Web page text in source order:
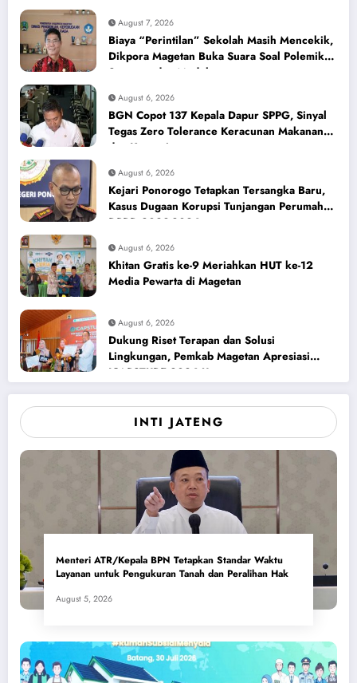
August 7, 2026
Biaya “Perintilan” Sekolah Masih Mencekik,
Dikpora Magetan Buka Suara Soal Polemik
Seragam dan Modul
August 6, 2026
BGN Copot 137 Kepala Dapur SPPG, Sinyal
Tegas Zero Tolerance Keracunan Makanan
dan Korupsi
August 6, 2026
Kejari Ponorogo Tetapkan Tersangka Baru,
Kasus Dugaan Korupsi Tunjangan Perumahan
DPRD 2023-2026
August 6, 2026
Khitan Gratis ke-9 Meriahkan HUT ke-12
Media Pewarta di Magetan
August 6, 2026
Dukung Riset Terapan dan Solusi
Lingkungan, Pemkab Magetan Apresiasi
ICAPSTURE 2026 Unesa
INTI JATENG
Menteri ATR/Kepala BPN Tetapkan Standar Waktu
Layanan untuk Pengukuran Tanah dan Peralihan Hak
August 5, 2026